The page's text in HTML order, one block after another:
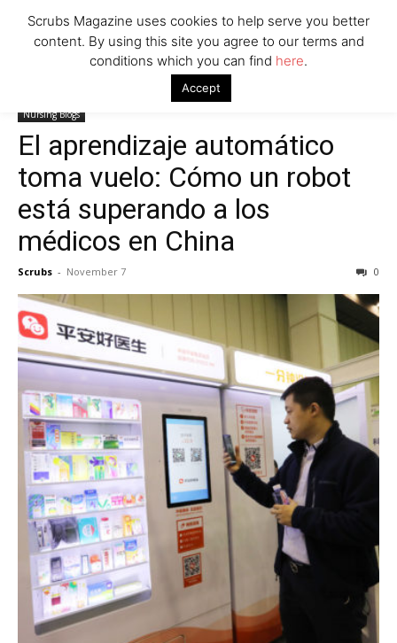
El aprendizaje automático toma vuelo: Cómo
un robot está superando a los médicos en China
Nursing Blogs
El aprendizaje automático
toma vuelo: Cómo un robot
está superando a los
médicos en China
Scrubs - November 7 0
Scrubs Magazine uses cookies to help serve you better
content. By using this site you agree to our terms and
conditions which you can find here.
Accept